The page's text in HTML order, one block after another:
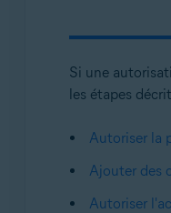
Si une
les étapes
Autoriser la
Ajouter des
Autoriser